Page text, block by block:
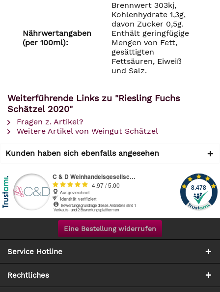
Nährwertangaben
(per 100ml):
Brennwert 303kj,
Kohlenhydrate 1,3g,
davon Zucker 0,5g.
Enthält geringfügige
Mengen von Fett,
gesättigten
Fettsäuren, Eiweiß
und Salz.
Weiterführende Links zu "Riesling Fuchs
Schätzel 2020"
Fragen z. Artikel?
Weitere Artikel von Weingut Schätzel
Kunden haben sich ebenfalls angesehen
Eine Bestellung widerrufen
Service Hotline
Rechtliches